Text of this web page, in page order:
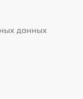
данных